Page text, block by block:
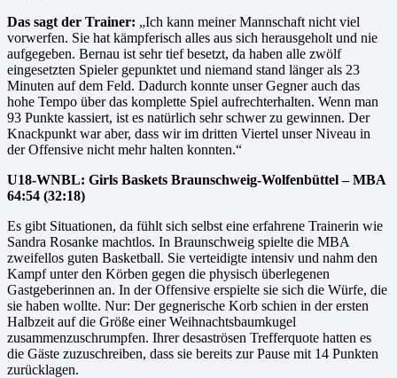
Das sagt der Trainer: „Ich kann meiner Mannschaft nicht viel
vorwerfen. Sie hat kämpferisch alles aus sich herausgeholt und nie
aufgegeben. Bernau ist sehr tief besetzt, da haben alle zwölf
eingesetzten Spieler gepunktet und niemand stand länger als 23
Minuten auf dem Feld. Dadurch konnte unser Gegner auch das
hohe Tempo über das komplette Spiel aufrechterhalten. Wenn man
93 Punkte kassiert, ist es natürlich sehr schwer zu gewinnen. Der
Knackpunkt war aber, dass wir im dritten Viertel unser Niveau in
der Offensive nicht mehr halten konnten.“
U18-WNBL: Girls Baskets Braunschweig-Wolfenbüttel – MBA
64:54 (32:18)
Es gibt Situationen, da fühlt sich selbst eine erfahrene Trainerin wie
Sandra Rosanke machtlos. In Braunschweig spielte die MBA
zweifellos guten Basketball. Sie verteidigte intensiv und nahm den
Kampf unter den Körben gegen die physisch überlegenen
Gastgeberinnen an. In der Offensive erspielte sie sich die Würfe, die
sie haben wollte. Nur: Der gegnerische Korb schien in der ersten
Halbzeit auf die Größe einer Weihnachtsbaumkugel
zusammenzuschrumpfen. Ihrer desaströsen Trefferquote hatten es
die Gäste zuzuschreiben, dass sie bereits zur Pause mit 14 Punkten
zurücklagen.